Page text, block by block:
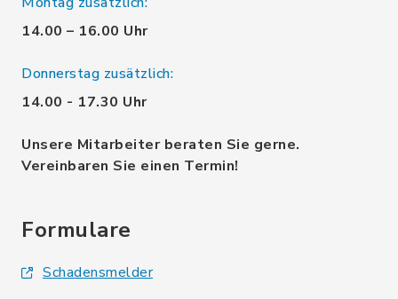
14.00 – 16.00 Uhr
Donnerstag zusätzlich:
14.00 - 17.30 Uhr
Unsere Mitarbeiter beraten Sie gerne.
Vereinbaren Sie einen Termin!
Formulare
Schadensmelder